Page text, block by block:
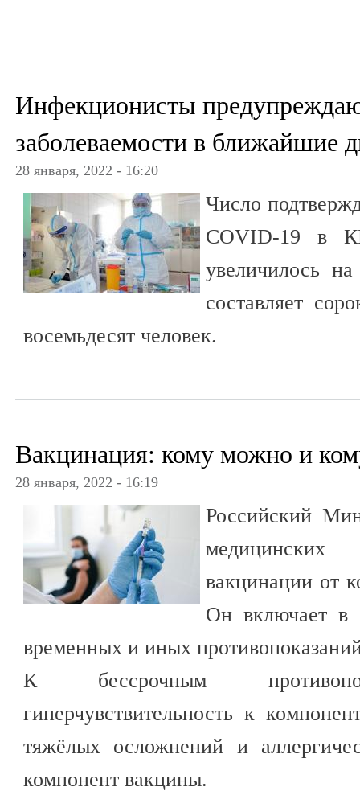
Инфекционисты
заболеваемости в ближайшие
28 января, 2022 - 16:20
Число
COVID-19 в
увеличилось
составляет
восемьдесят человек.
Вакцинация: кому можно и
28 января, 2022 - 16:19
Российский
вакцинации от
Он включает в
временных и иных
К бессрочным
гиперчувствительность к
тяжёлых осложнений и
компонент вакцины.